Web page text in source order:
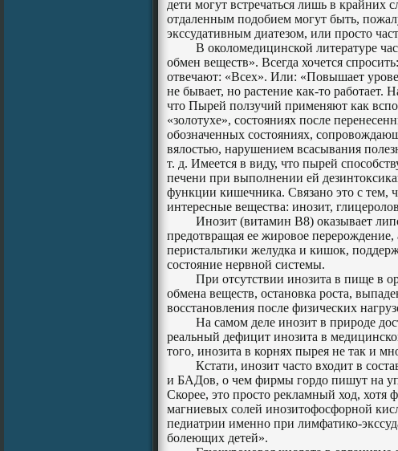
дети могут встречаться лишь в крайних
отдаленным подобием могут быть,
экссудативным диатезом, или просто
В околомедицинской литературе
обмен веществ». Всегда хочется
отвечают: «Всех». Или: «Повышает
не бывает, но растение как-то работает.
что Пырей ползучий применяют как
«золотухе», состояниях после
обозначенных состояниях,
вялостью, нарушением всасывания
т. д. Имеется в виду, что пырей
печени при выполнении ей
функции кишечника. Связано это с тем,
интересные вещества: инозит,
Инозит (витамин В8) оказывает
предотвращая ее жировое перерождение,
перистальтики желудка и кишок,
состояние нервной системы.
При отсутствии инозита в пище в
обмена веществ, остановка роста,
восстановления после физических
На самом деле инозит в природе
реальный дефицит инозита в
того, инозита в корнях пырея не так и
Кстати, инозит часто входит в
и БАДов, о чем фирмы гордо пишут на
Скорее, это просто рекламный ход, хотя
магниевых солей инозитофосфорной
педиатрии именно при лимфатико-
болеющих детей».